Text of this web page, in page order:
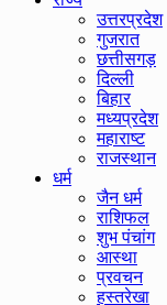
उत्तरप्रदेश
गुजरात
छत्तीसगड़
दिल्ली
बिहार
मध्यप्रदेश
महाराष्ट
राजस्थान
धर्म
जैन धर्म
राशिफल
शुभ पंचांग
आस्था
प्रवचन
हस्तरेखा